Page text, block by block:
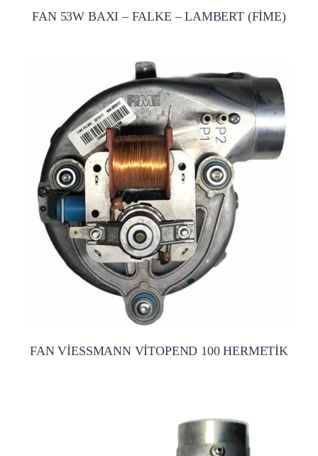
FAN 53W BAXI – FALKE – LAMBERT (FİME)
FAN VİESSMANN VİTOPEND 100 HERMETİK